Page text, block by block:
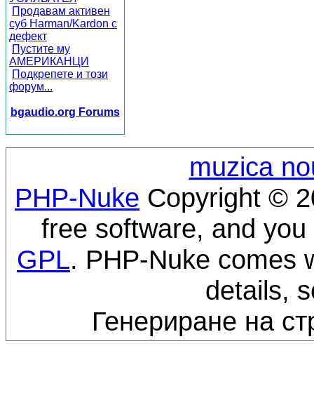
Продавам активен
суб Harman/Kardon с
дефект
Пустите му
АМЕРИКАНЦИ
Подкрепете и този
форум...
bgaudio.org Forums
muzica
PHP-Nuke Copyright ©
free software, and
GPL. PHP-Nuke comes
details,
Генериране на